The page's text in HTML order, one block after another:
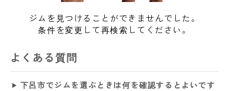
ジムを見つけることができませんでした。
条件を変更して再検索してください。
よくある質問
下呂市でジムを選ぶときは何を確認するとよいです